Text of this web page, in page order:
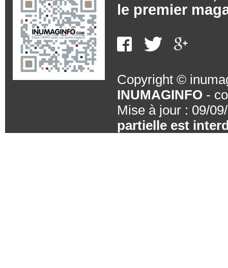
le premier
Copyright ©
INUMAGINFO -
Mise à jour : 09/
partielle est